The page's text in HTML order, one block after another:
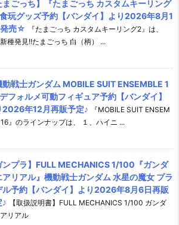
まごっち】『たまごっち カスタムキーリング
玩グッズ予約【バンダイ】より2026年8月1
売☆
『たまごっち カスタムキーリング2』は、
種発見!!たまごっち 白（柄） ...
動戦士ガンダム MOBILE SUIT ENSEMBLE 1
フォルメ可動フィギュア予約【バンダイ】
2026年12月再販予定♪
『MOBILE SUIT ENSEM
』のラインナップは、 １、ハイニ ...
ンプラ】FULL MECHANICS 1/100『ガンダ
アリアル』機動戦士ガンダム 水星の魔女 プラ
ル予約【バンダイ】より2026年8月6日再販
♪
【取扱説明書】FULL MECHANICS 1/100 ガンダ
リアル